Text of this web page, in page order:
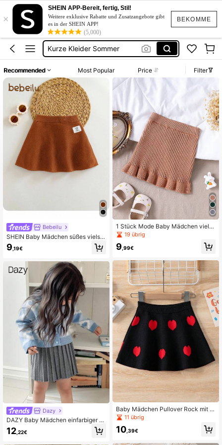
BEKOMME
×
SHEIN APP-Bereit, fertig, Stil!
Weitere exklusive Rabatte und Zusatzangebote gibt
es in der SHEIN APP!
(5,000)
Mädchen Röcke
Topuri Pentru Fuste
Kurze Kleider Sommer
Bikini
Mädchen Röcke
Recommended Most Popular Price Filter
Bebeilu
SHEIN Baby Mädchen süßes vielsei
tiges schwarzes Buchstaben Grafik
Sweatshirt & Mini Rock Set, Herbst/
9 ,19€
Dazy
DAZY Baby Mädchen einfarbiger el
eganter plissierter Strickrock für He
rbst/Winter, Kleiderkollektion für Kle
12 ,22€
1 Stück Mode Baby Mädchen viels
eitiger Volantrock aus Strick
19 übrig
9 ,99€
Baby Mädchen Pullover Rock mit h
erzförmigem Muster
11 übrig
10 ,39€